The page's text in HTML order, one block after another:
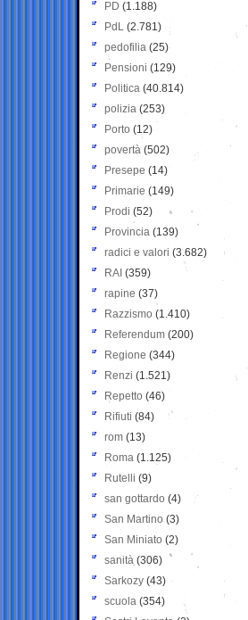
PD (1.188)
PdL (2.781)
pedofilia (25)
Pensioni (129)
Politica (40.814)
polizia (253)
Porto (12)
povertà (502)
Presepe (14)
Primarie (149)
Prodi (52)
Provincia (139)
radici e valori (3.682)
RAI (359)
rapine (37)
Razzismo (1.410)
Referendum (200)
Regione (344)
Renzi (1.521)
Repetto (46)
Rifiuti (84)
rom (13)
Roma (1.125)
Rutelli (9)
san gottardo (4)
San Martino (3)
San Miniato (2)
sanità (306)
Sarkozy (43)
scuola (354)